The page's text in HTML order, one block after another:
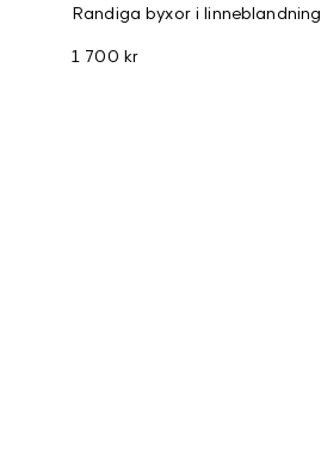
Randiga byxor i linneblandning
1 700 kr